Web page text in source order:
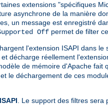
extensions "spécifiques
asynchrone de la manière
un message est enregistré
Off permet de filter
l'extension ISAPI dans le
décharge réellement
de mémoire d'Apache fait
le déchargement de ces
. Le support des filtres sera